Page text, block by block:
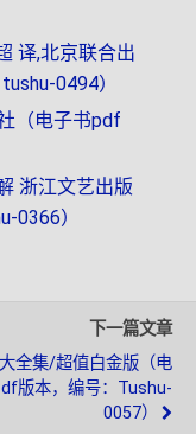
译,北京联合出
0494）
（电子书pdf
浙江文艺出版
0366）
下一篇文章
全集/超值白金版（电
版本，编号：tushu-
0057）